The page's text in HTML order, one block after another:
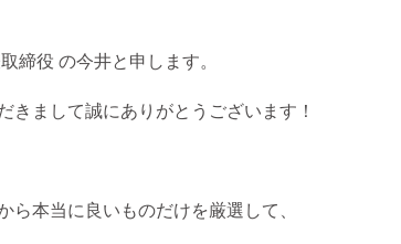
役 の今井と申します。
まして誠にありがとうございます！
本当に良いものだけを厳選して、